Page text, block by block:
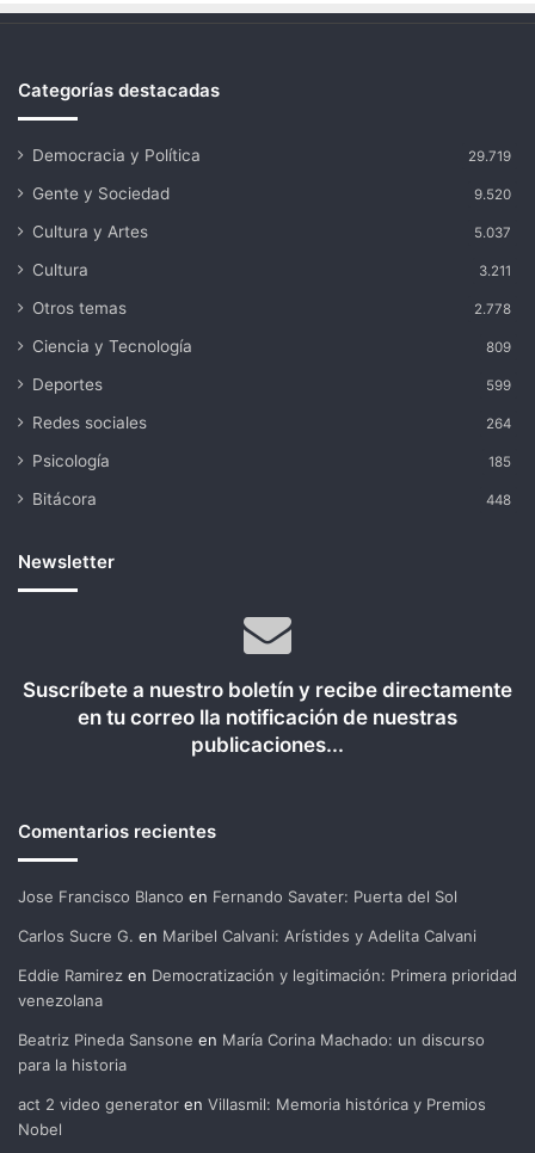
Categorías destacadas
Democracia y Política 29.719
Gente y Sociedad 9.520
Cultura y Artes 5.037
Cultura 3.211
Otros temas 2.778
Ciencia y Tecnología 809
Deportes 599
Redes sociales 264
Psicología 185
Bitácora 448
Newsletter
Suscríbete a nuestro boletín y recibe directamente
en tu correo lla notificación de nuestras
publicaciones...
Comentarios recientes
Jose Francisco Blanco en Fernando Savater: Puerta del Sol
Carlos Sucre G. en Maribel Calvani: Arístides y Adelita Calvani
Eddie Ramirez en Democratización y legitimación: Primera prioridad
venezolana
Beatriz Pineda Sansone en María Corina Machado: un discurso
para la historia
act 2 video generator en Villasmil: Memoria histórica y Premios
Nobel